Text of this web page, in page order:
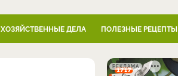
ХОЗЯЙСТВЕННЫЕ ДЕЛА ПОЛЕЗНЫЕ РЕЦЕПТЫ
РЕКЛАМА